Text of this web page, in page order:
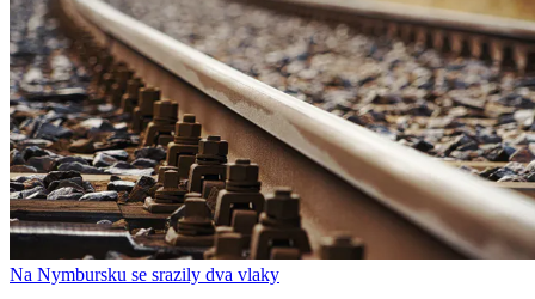
Na Nymbursku se srazily dva vlaky